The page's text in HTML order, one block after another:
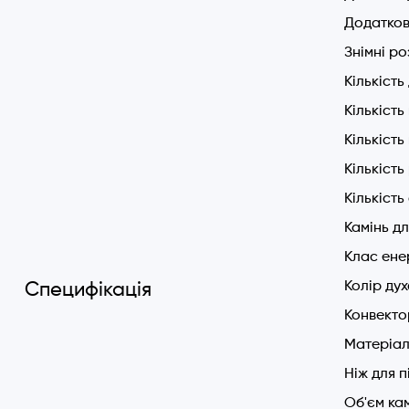
1
Функції
3 -
4 -
Специфікація
Знімні
Камінь
Клас
Колір
Ніж для
Об'єм